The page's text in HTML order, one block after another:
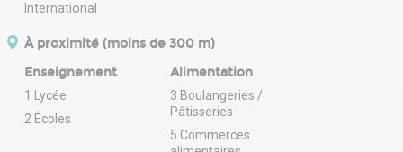
À proximité (moins de 300 m)
Enseignement
1 Lycée
2 Écoles
Alimentation
3 Boulangeries /
Pâtisseries
5 Commerces